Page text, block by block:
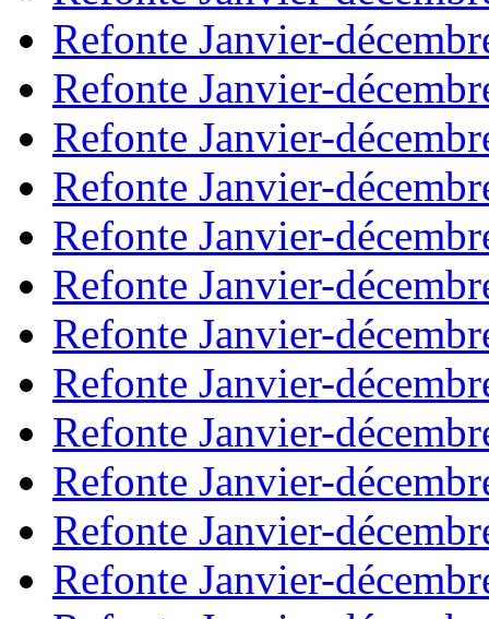
Refonte Janvier-
Refonte Janvier-
Refonte Janvier-
Refonte Janvier-
Refonte Janvier-
Refonte Janvier-
Refonte Janvier-
Refonte Janvier-
Refonte Janvier-
Refonte Janvier-
Refonte Janvier-
Refonte Janvier-